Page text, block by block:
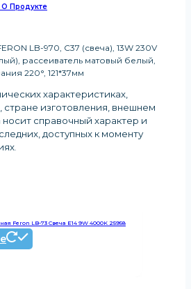
Продукте
LB-970, C37 (свеча), 13W 230V
рассеиватель матовый белый,
220°, 121*37мм
характеристиках,
стране изготовления, внешнем
справочный характер и
доступных к моменту
.
Feron LB-73 Свеча E14 9W 4000K 25958